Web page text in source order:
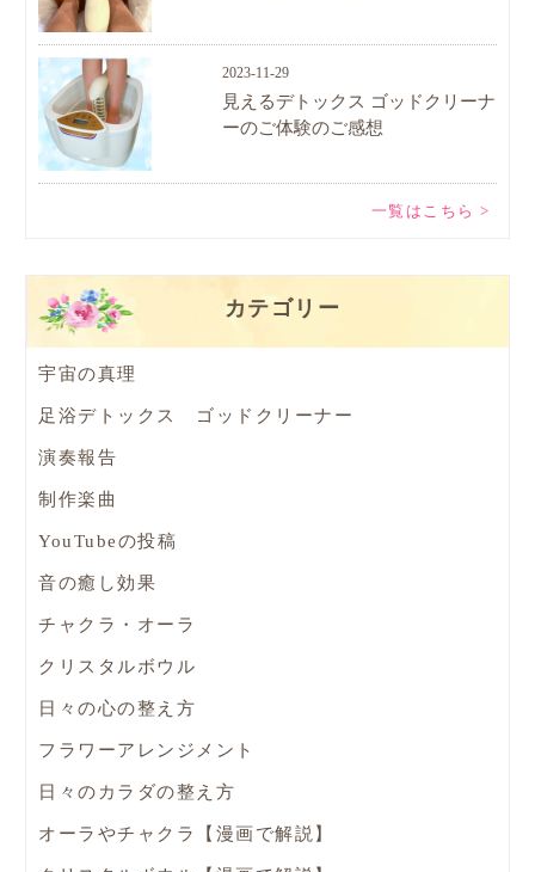
2023-11-29
見えるデトックス ゴッドクリーナ
ーのご体験のご感想
一覧はこちら >
カテゴリー
宇宙の真理
足浴デトックス ゴッドクリーナー
演奏報告
制作楽曲
YouTubeの投稿
音の癒し効果
チャクラ・オーラ
クリスタルボウル
日々の心の整え方
フラワーアレンジメント
日々のカラダの整え方
オーラやチャクラ【漫画で解説】